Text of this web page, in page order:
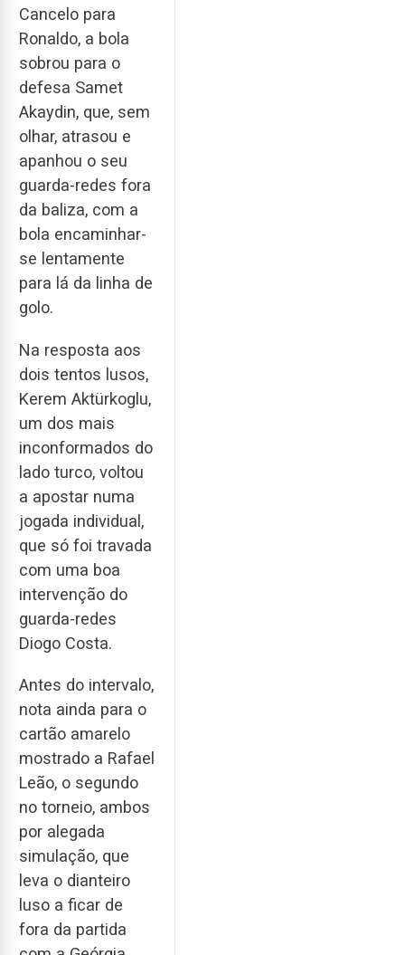
Cancelo para
Ronaldo, a bola
sobrou para o
defesa Samet
Akaydin, que, sem
olhar, atrasou e
apanhou o seu
guarda-redes fora
da baliza, com a
bola encaminhar-
se lentamente
para lá da linha de
golo.
Na resposta aos
dois tentos lusos,
Kerem Aktürkoglu,
um dos mais
inconformados do
lado turco, voltou
a apostar numa
jogada individual,
que só foi travada
com uma boa
intervenção do
guarda-redes
Diogo Costa.
Antes do intervalo,
nota ainda para o
cartão amarelo
mostrado a Rafael
Leão, o segundo
no torneio, ambos
por alegada
simulação, que
leva o dianteiro
luso a ficar de
fora da partida